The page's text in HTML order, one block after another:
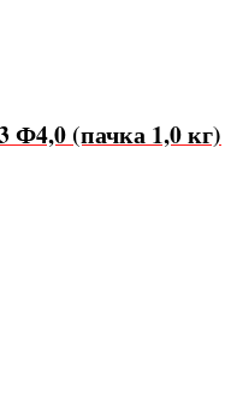
Ф4,0 (пачка 1,0 кг)